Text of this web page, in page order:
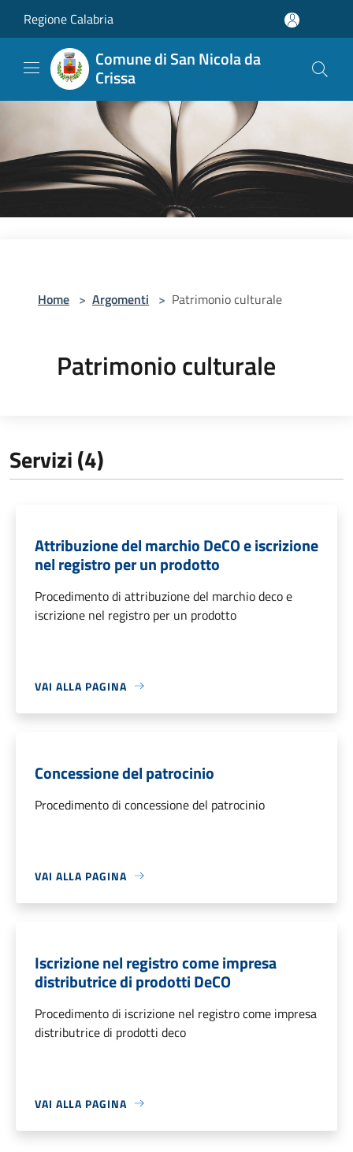
Regione Calabria
Comune di San Nicola da
Crissa
Home > Argomenti > Patrimonio culturale
Patrimonio culturale
Servizi (4)
Attribuzione del marchio DeCO e iscrizione
nel registro per un prodotto
Procedimento di attribuzione del marchio deco e
iscrizione nel registro per un prodotto
VAI ALLA PAGINA
Concessione del patrocinio
Procedimento di concessione del patrocinio
VAI ALLA PAGINA
Iscrizione nel registro come impresa
distributrice di prodotti DeCO
Procedimento di iscrizione nel registro come impresa
distributrice di prodotti deco
VAI ALLA PAGINA